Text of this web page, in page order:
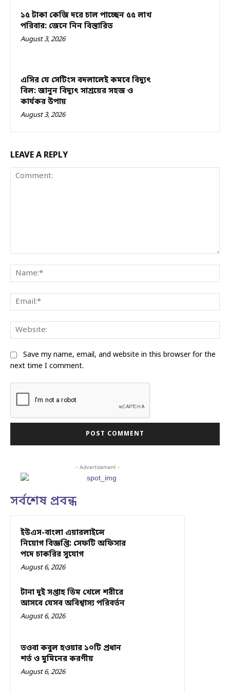
১৫ টাকা কেজি দরে চাল পাচ্ছেন ৫৫ লাখ
পরিবার: জেনে নিন বিস্তারিত
August 3, 2026
এসির যে সেটিংস বদলালেই কমবে বিদ্যুৎ
বিল: জানুন বিদ্যুৎ সাশ্রয়ের সহজ ও
কার্যকর উপায়
August 3, 2026
LEAVE A REPLY
Save my name, email, and website in this browser for the
next time I comment.
- Advertisement -
সর্বশেষ প্রবন্ধ
ইউএস-বাংলা এয়ারলাইন্সে
নিয়োগ বিজ্ঞপ্তি: সেফটি অফিসার
পদে চাকরির সুযোগ
August 6, 2026
টানা দুই সপ্তাহ ডিম খেলে শরীরে
আসবে যেসব অবিশ্বাস্য পরিবর্তন
August 6, 2026
তওবা কবুল হওয়ার ১০টি প্রধান
শর্ত ও মুমিনের করণীয়
August 6, 2026